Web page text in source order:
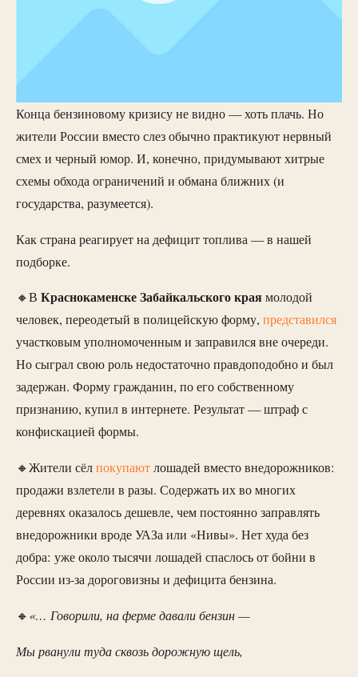
Конца бензиновому кризису не видно — хоть плачь. Но
жители России вместо слез обычно практикуют нервный
смех и черный юмор. И, конечно, придумывают хитрые
схемы обхода ограничений и обмана ближних (и
государства, разумеется).
Как страна реагирует на дефицит топлива — в нашей
подборке.
🔸В Краснокаменске Забайкальского краямолодой
человек, переодетый в полицейскую форму, представился
участковым уполномоченным и заправился вне очереди.
Но сыграл свою роль недостаточно правдоподобно и был
задержан. Форму гражданин, по его собственному
признанию, купил в интернете. Результат — штраф с
конфискацией формы.
🔸Жители сёлпокупаютлошадей вместо внедорожников:
продажи взлетели в разы. Содержать их во многих
деревнях оказалось дешевле, чем постоянно заправлять
внедорожники вроде УАЗа или «Нивы». Нет худа без
добра: уже около тысячи лошадей спаслось от бойни в
России из-за дороговизны и дефицита бензина.
🔸«… Говорили, на ферме давали бензин —
Мы рванули туда сквозь дорожную щель,